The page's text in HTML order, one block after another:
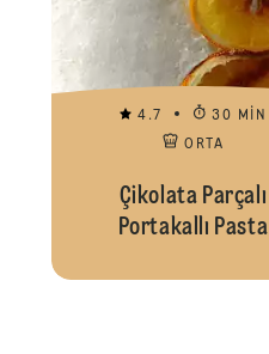
4.7
30 MIN
ORTA
Çikolata Parçalı
Portakallı Pasta